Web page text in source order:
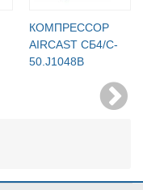
КОМПРЕССОР
AIRCAST CБ4/C-
50.J1048B